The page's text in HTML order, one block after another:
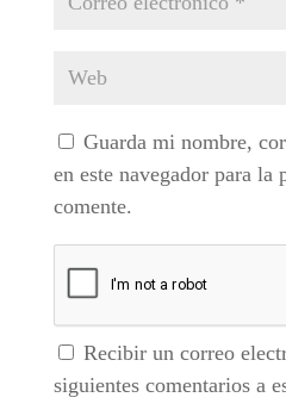
Guarda mi nombre,
en este navegador para la
comente.
Recibir un correo
siguientes comentarios a